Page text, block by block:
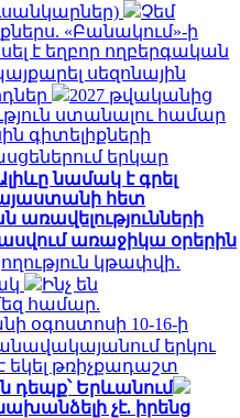
Չեմ
«Բանակում»-ի
է եղբոր ողբերգական
սեզոնային
2027 թվականից
ստանալու համար
գիտելիքների
երկար
նամակ է գրել
հետ
առաջիկա օրերին
կթափվի․
Ինչ են
համար.
օգոստոսի 10-16-ի
երկու
եկել թռիչքադաշտ
դեպք՝ Երևանում
չէ. իրենց